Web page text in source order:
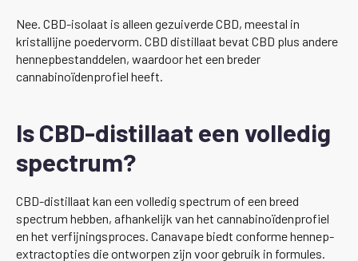
Nee. CBD-isolaat is alleen gezuiverde CBD, meestal in
kristallijne poedervorm. CBD distillaat bevat CBD plus andere
hennepbestanddelen, waardoor het een breder
cannabinoïdenprofiel heeft.
Is CBD-distillaat een volledig
spectrum?
CBD-distillaat kan een volledig spectrum of een breed
spectrum hebben, afhankelijk van het cannabinoïdenprofiel
en het verfijningsproces. Canavape biedt conforme hennep-
extractopties die ontworpen zijn voor gebruik in formules.